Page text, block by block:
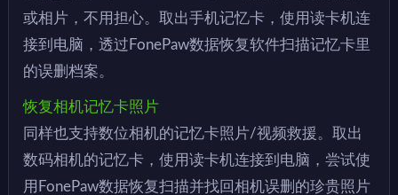
或相片，不用担心。取出手机记忆卡，使用读卡机连
接到电脑，透过FonePaw数据恢复软件扫描记忆卡里
的误删档案。
恢复相机记忆卡照片
同样也支持数位相机的记忆卡照片/视频救援。取出
数码相机的记忆卡，使用读卡机连接到电脑，尝试使
用FonePaw数据恢复扫描并找回相机误删的珍贵照片